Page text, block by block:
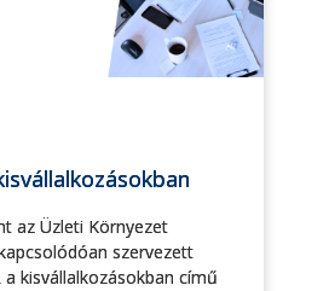
az Üzleti Környezet
szervezett
a kisvállalkozásokban című